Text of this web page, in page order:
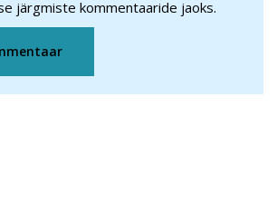
järgmiste kommentaaride jaoks.